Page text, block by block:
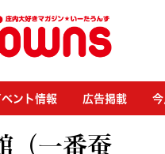
ベント情報 広告掲載
（一番蚕